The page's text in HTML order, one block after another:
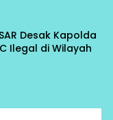
Desak Kapolda
Ilegal di Wilayah